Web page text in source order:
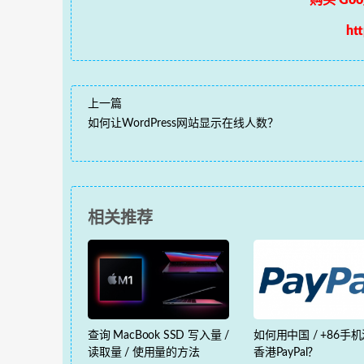
上一篇
如何让WordPress网站显示在线人数？
相关推荐
查询 MacBook SSD 写入量 /
读取量 / 使用量的方法
如何用中国 / +86手机
香港PayPal？